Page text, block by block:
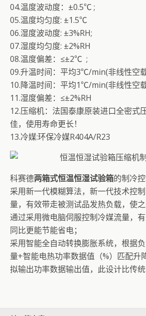
04.温度波动度：±0.5℃ ;
05.温度均匀度: ±1.5℃
06.湿度波动度: ±3%RH;
07.湿度均匀度: ±2%RH
08.温度偏差：≤±2℃ ;
09.升温时间：平均3℃/min(非线性空
10.降温时间：平均1℃/min(非线性空
11.湿度偏差：≤±2%RH
12.压缩机：法国泰康原装进口全密式
佳，使用寿命更长！
13.冷媒:环保冷媒R404A/R23
科赛德两箱式恒温恒湿试验箱的制冷控
采用新一代模糊算法，新一代技术控
量，有效带走被测试品发热负载，使之
通过采用微电脑伺服控制冷媒流量，有
同比更能节能省电；
采用智能全自动转换膨胀系统，根据
量+智能电热功率数据值（%）匹配升
拟输出功率数据输出值，此设计比传统